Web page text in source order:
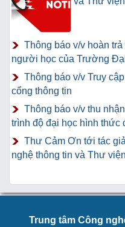
Thông báo v/v hoàn
người học của Trường
Thông báo v/v Truy
cổng thông tin
Thông báo v/v thu
trình độ đại học hình thức
Thư Cảm Ơn tới tác
nghệ thông tin và Thư
Trung tâm Công